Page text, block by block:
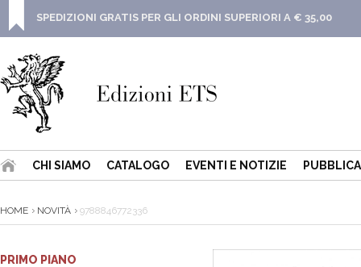
SPEDIZIONI GRATIS PER GLI ORDINI SUPERIORI A € 35,00
CHI SIAMO CATALOGO EVENTI E NOTIZIE
HOME NOVITÀ 9788846772336
PRIMO PIANO